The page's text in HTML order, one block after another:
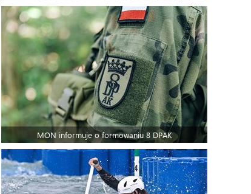
MON informuje o formowaniu 8 DPAK